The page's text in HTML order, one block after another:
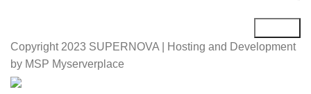
Copyright 2023 SUPERNOVA | Hosting and Development
by MSP Myserverplace